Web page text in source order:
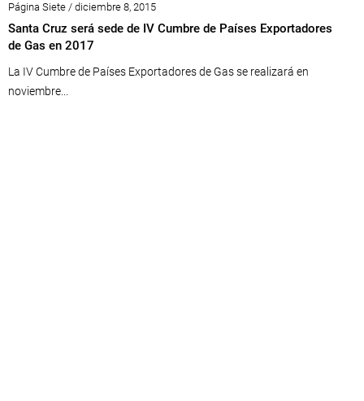
Página Siete / diciembre 8, 2015
Santa Cruz será sede de IV Cumbre de Países Exportadores
de Gas en 2017
La IV Cumbre de Países Exportadores de Gas se realizará en
noviembre...